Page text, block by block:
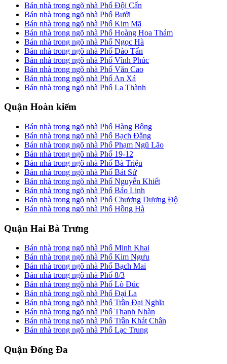
Bán nhà trong ngõ nhà Phố Đội Cấn
Bán nhà trong ngõ nhà Phố Bưởi
Bán nhà trong ngõ nhà Phố Kim Mã
Bán nhà trong ngõ nhà Phố Hoàng Hoa Thám
Bán nhà trong ngõ nhà Phố Ngọc Hà
Bán nhà trong ngõ nhà Phố Đào Tấn
Bán nhà trong ngõ nhà Phố Vĩnh Phúc
Bán nhà trong ngõ nhà Phố Văn Cao
Bán nhà trong ngõ nhà Phố An Xá
Bán nhà trong ngõ nhà Phố La Thành
Quận Hoàn kiếm
Bán nhà trong ngõ nhà Phố Hàng Bông
Bán nhà trong ngõ nhà Phố Bạch Đằng
Bán nhà trong ngõ nhà Phố Phạm Ngũ Lão
Bán nhà trong ngõ nhà Phố 19-12
Bán nhà trong ngõ nhà Phố Bà Triệu
Bán nhà trong ngõ nhà Phố Bát Sứ
Bán nhà trong ngõ nhà Phố Nguyễn Khiết
Bán nhà trong ngõ nhà Phố Bảo Linh
Bán nhà trong ngõ nhà Phố Chương Dương Độ
Bán nhà trong ngõ nhà Phố Hồng Hà
Quận Hai Bà Trưng
Bán nhà trong ngõ nhà Phố Minh Khai
Bán nhà trong ngõ nhà Phố Kim Ngưu
Bán nhà trong ngõ nhà Phố Bạch Mai
Bán nhà trong ngõ nhà Phố 8/3
Bán nhà trong ngõ nhà Phố Lò Đúc
Bán nhà trong ngõ nhà Phố Đại La
Bán nhà trong ngõ nhà Phố Trần Đại Nghĩa
Bán nhà trong ngõ nhà Phố Thanh Nhàn
Bán nhà trong ngõ nhà Phố Trần Khát Chân
Bán nhà trong ngõ nhà Phố Lạc Trung
Quận Đống Đa